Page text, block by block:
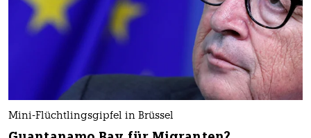
Mini-Flüchtlingsgipfel in Brüssel